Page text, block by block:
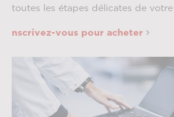
toutes les étapes délicates de
nscrivez-vous pour acheter